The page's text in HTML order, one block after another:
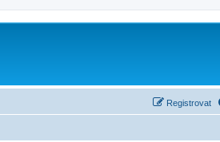
Registrovat